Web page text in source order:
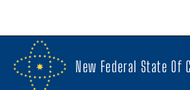
New Federal State Of